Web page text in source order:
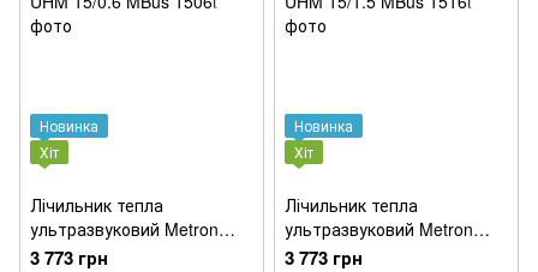
Новинка
Хіт
Лічильник тепла
ультразвуковий Metron
UHM 15/0.6 MBus
3 773 грн
Новинка
Хіт
Лічильник тепла
ультразвуковий Metron
UHM 15/1.5 MBus
3 773 грн